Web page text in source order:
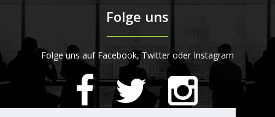
Folge uns
Folge uns auf Facebook, Twitter oder Instagram